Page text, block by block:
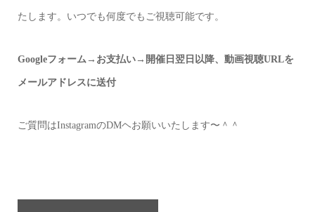
たします。 いつでも何度でもご視聴可能です。
Googleフォーム→お支払い→開催日翌日以降、動画視聴URLを
メールアドレスに送付
ご質問はInstagramのDMヘお願いいたします〜＾＾